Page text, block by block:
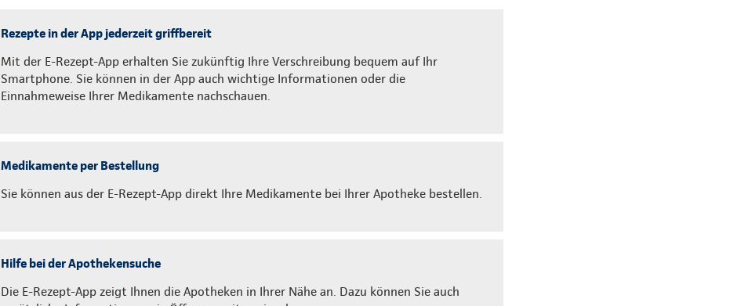
Rezepte in der App jederzeit griffbereit
Mit der E-Rezept-App erhalten Sie zukünftig Ihre Verschreibung bequem auf Ihr
Smartphone. Sie können in der App auch wichtige Informationen oder die
Einnahmeweise Ihrer Medikamente nachschauen.
Medikamente per Bestellung
Sie können aus der E-Rezept-App direkt Ihre Medikamente bei Ihrer Apotheke bestellen.
Hilfe bei der Apothekensuche
Die E-Rezept-App zeigt Ihnen die Apotheken in Ihrer Nähe an. Dazu können Sie auch